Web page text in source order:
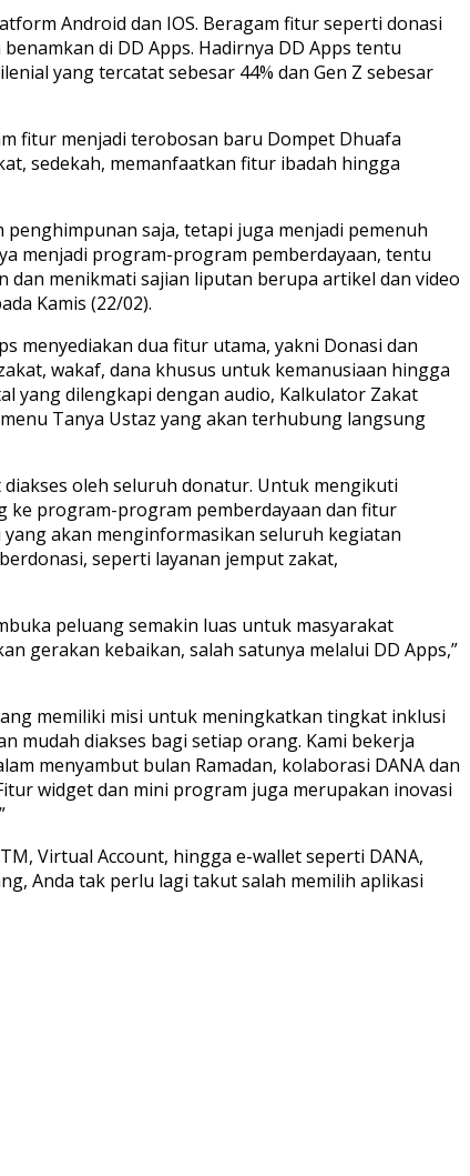
Android dan IOS. Beragam fitur seperti donasi
di DD Apps. Hadirnya DD Apps tentu
yang tercatat sebesar 44% dan Gen Z sebesar
fitur menjadi terobosan baru Dompet Dhuafa
sedekah, memanfaatkan fitur ibadah hingga
saja, tetapi juga menjadi pemenuh
menjadi program-program pemberdayaan, tentu
menikmati sajian liputan berupa artikel dan video
Kamis (22/02).
menyediakan dua fitur utama, yakni Donasi dan
wakaf, dana khusus untuk kemanusiaan hingga
yang dilengkapi dengan audio, Kalkulator Zakat
Tanya Ustaz yang akan terhubung langsung
oleh seluruh donatur. Untuk mengikuti
ke program-program pemberdayaan dan fitur
akan menginformasikan seluruh kegiatan
seperti layanan jemput zakat,
peluang semakin luas untuk masyarakat
gerakan kebaikan, salah satunya melalui DD Apps,”
memiliki misi untuk meningkatkan tingkat inklusi
mudah diakses bagi setiap orang. Kami bekerja
menyambut bulan Ramadan, kolaborasi DANA dan
widget dan mini program juga merupakan inovasi
Virtual Account, hingga e-wallet seperti DANA,
Anda tak perlu lagi takut salah memilih aplikasi